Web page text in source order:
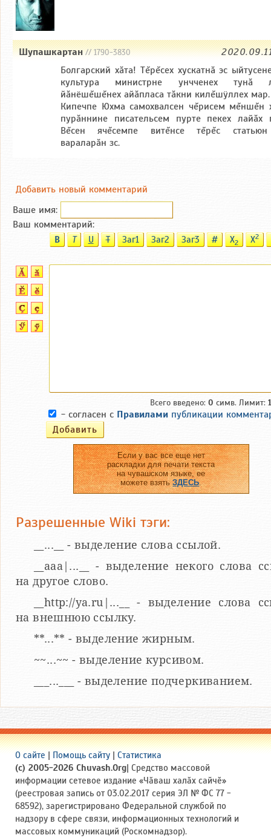
Шупашкартан// 1790-3830
Болгарский хăта! Тĕрĕсех хускатнă эс
культура министрне унчченех тунă
йăнёшĕшĕнех айăпласа тăкни килĕшÿллех мар.
Кипечпе Юхма самохвалсен чĕрисем мĕншĕн
пурăннине писательсем пурте пекех лайăх
Вĕсен ячĕсемпе витĕнсе тĕрĕс
вараларăн зс.
Добавить новый комментарий
Ваше имя:
Ваш комментарий:
B T U T Заг1 Заг2 Заг3 # X2 X2
Всего введено: 0 симв. Лимит:
- согласен с Правилами публикации
Если у вас все еще нет
раскладки для печати текста
на чувашском языке, ее
можете взятьЗДЕСЬ.
Разрешенные Wiki тэги:
__...__ - выделение слова ссылой.
__aaa|...__ - выделение некого слова
на другое слово.
__http://ya.ru|...__ - выделение слова
на внешнюю ссылку.
**...** - выделение жирным.
~~...~~ - выделение курсивом.
___...___ - выделение подчеркиванием.
О сайте Помощь сайту
Статистика
(c) 2005-2026 Chuvash.Org | Средство массовой
информации сетевое издание «Чӑваш халӑх сайчӗ»
(реестровая запись от 03.02.2017 серия ЭЛ № ФС 77 -
68592), зарегистрировано Федеральной службой по
надзору в сфере связи, информационных технологий и
массовых коммуникаций (Роскомнадзор).